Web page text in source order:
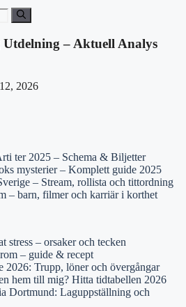
– Aktuell Analys
2026
ter 2025 – Schema & Biljetter
mysterier – Komplett guide 2025
– Stream, rollista och tittordning
– barn, filmer och karriär i korthet
stress – orsaker och tecken
– guide & recept
2026: Trupp, löner och övergångar
hem till mig? Hitta tidtabellen 2026
Dortmund: Laguppställning och